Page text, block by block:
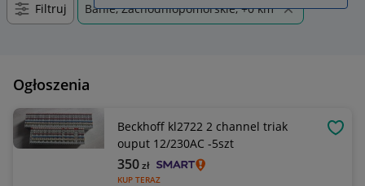
Filtruj Banie, Zachodniopomorskie, +0 km
Ogłoszenia
Beckhoff kl2722 2 channel triak
ouput 12/230AC -5szt
KUP TERAZ
350zł